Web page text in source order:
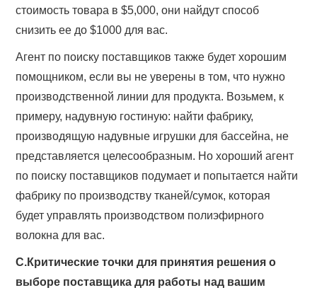
стоимость товара в $5,000, они найдут способ
снизить ее до $1000 для вас.
Агент по поиску поставщиков также будет хорошим
помощником, если вы не уверены в том, что нужно
производственной линии для продукта. Возьмем, к
примеру, надувную гостиную: найти фабрику,
производящую надувные игрушки для бассейна, не
представляется целесообразным. Но хороший агент
по поиску поставщиков подумает и попытается найти
фабрику по производству тканей/сумок, которая
будет управлять производством полиэфирного
волокна для вас.
C.Критические точки для принятия решения о
выборе поставщика для работы над вашим